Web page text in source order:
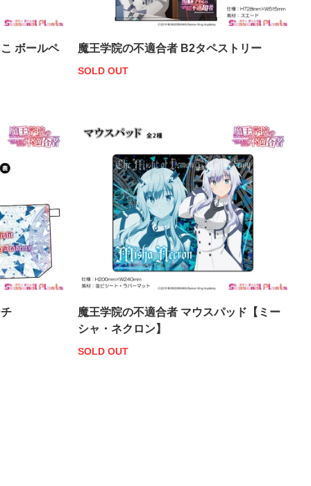
ボールペ
魔王学院の不適合者 B2タペストリー
SOLD OUT
魔王学院の不適合者 マウスパッド【ミー
シャ・ネクロン】
SOLD OUT